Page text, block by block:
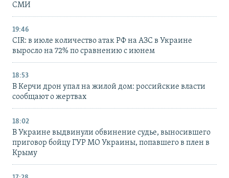
СМИ
19:46
CIR: в июле количество атак РФ на АЗС в Украине
выросло на 72% по сравнению с июнем
18:53
В Керчи дрон упал на жилой дом: российские власти
сообщают о жертвах
18:02
В Украине выдвинули обвинение судье, выносившего
приговор бойцу ГУР МО Украины, попавшего в плен в
Крыму